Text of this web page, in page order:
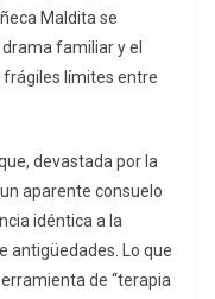
Maldita se
familiar y el
frágiles límites entre
devastada por la
aparente consuelo
idéntica a la
antigüedades.
Lo que
de “terapia